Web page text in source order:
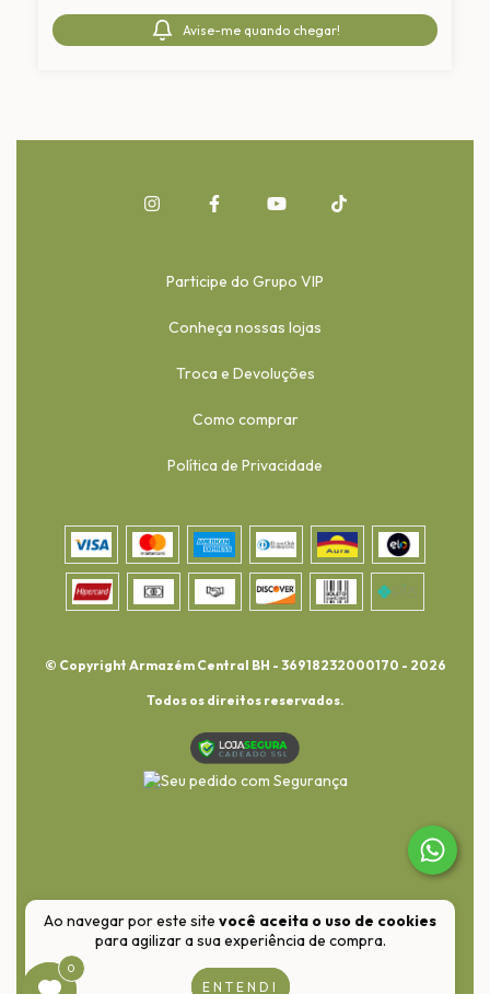
Ao navegar por este sitevocê aceita o uso de cookies
para agilizar a sua experiência de compra.
ENTENDI
Avise-me quando chegar!
Participe do Grupo VIP
Conheça nossas lojas
Troca e Devoluções
Como comprar
Política de Privacidade
© Copyright Armazém Central BH - 36918232000170 - 2026
Todos os direitos reservados.
0
0